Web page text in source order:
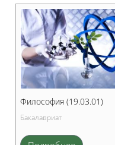
Философия (19.03.01)
Бакалавриат